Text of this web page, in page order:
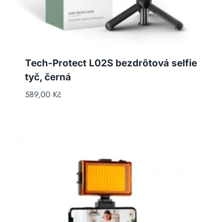
Tech-Protect L02S bezdrôtová selfie
tyč, černá
589,00 Kč